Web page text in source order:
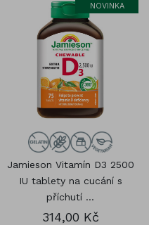
NOVINKA
Jamieson Vitamín D3 2500
IU tablety na cucání s
příchutí ...
314,00 Kč